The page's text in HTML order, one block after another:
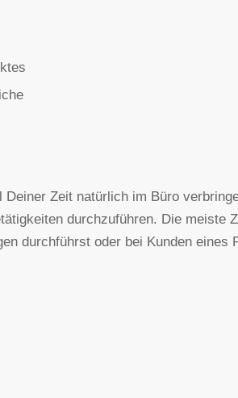
Zeit natürlich im Büro
durchzuführen. Die meiste
durchführst oder bei Kunden eines